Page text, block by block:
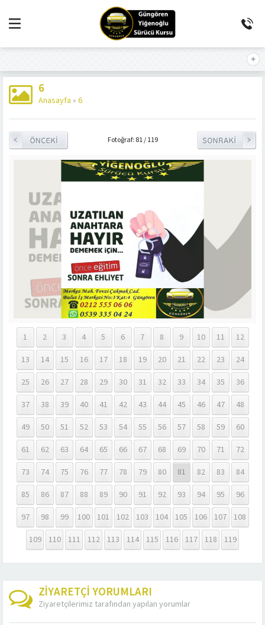
6
Anasayfa » 6
Fotoğraf: 81 / 119
1 2 3 4 5 6 7 8 9 10 11
12
13
14 15 16 17 18 19 20 21 22 23
24
25
26 27 28 29 30 31 32 33 34 35
36
37
38 39 40 41 42 43 44 45 46 47
48
49
50 51 52 53 54 55 56 57 58 59
60
61
62 63 64 65 66 67 68 69 70 71
72
73
74 75 76 77 78 79 80 81 82 83
84
85
86 87 88 89 90 91 92 93 94 95
96
97
98 99 100 101 102 103 104 105 106 107 108
109
110 111 112 113 114 115 116 117 118 119
ZİYARETÇİ YORUMLARI
Ziyaretçilerimiz tarafından yapılan yorumlar